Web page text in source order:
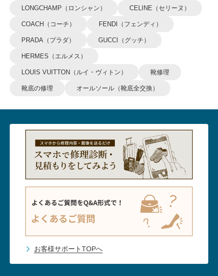
LONGCHAMP（ロンシャン） CELINE（セリーヌ）
COACH（コーチ） FENDI（フェンディ）
PRADA（プラダ） GUCCI（グッチ）
HERMES（エルメス）
LOUIS VUITTON（ルイ・ヴィトン） 靴修理
靴底の修理 オールソール（靴底全交換）
お客様サポートTOPへ